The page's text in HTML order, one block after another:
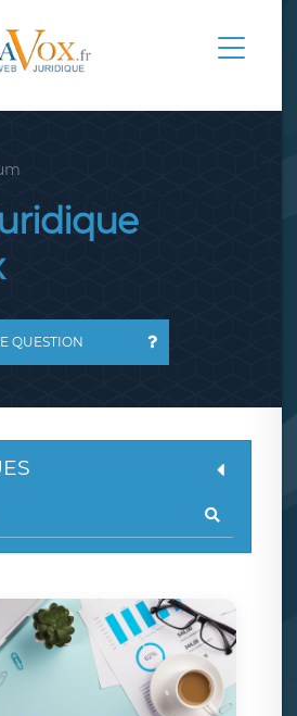
QUESTION